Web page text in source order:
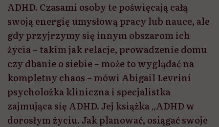
ADHD. Czasami osoby te poświęcają całą
swoją energię umysłową pracy lub nauce, ale
gdy przyjrzymy się innym obszarom ich
życia – takim jak relacje, prowadzenie domu
czy dbanie o siebie – może to wyglądać na
kompletny chaos – mówi Abigail Levrini
psycholożka kliniczna i specjalistka
zajmująca się ADHD. Jej książka „ADHD w
dorosłym życiu. Jak planować, osiągać swoje